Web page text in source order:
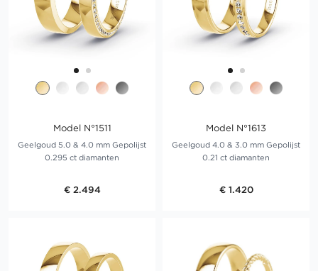
Model N°1511
Geelgoud 5.0 & 4.0 mm Gepolijst
0.295 ct diamanten
€ 2.494
Model N°1613
Geelgoud 4.0 & 3.0 mm Gepolijst
0.21 ct diamanten
€ 1.420